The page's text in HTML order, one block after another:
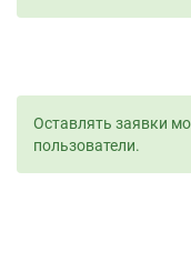
Оставлять заявки
пользователи.